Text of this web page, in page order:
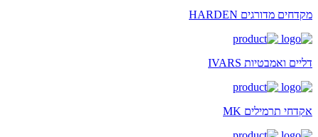
מקדחים מדורגים HARDEN
דליים ואמבטיות IVARS
אקדחי תרמילים MK